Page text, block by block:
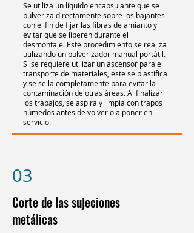
Se utiliza un líquido encapsulante que se
pulveriza directamente sobre los bajantes
con el fin de fijar las fibras de amianto y
evitar que se liberen durante el
desmontaje. Este procedimiento se realiza
utilizando un pulverizador manual portátil.
Si se requiere utilizar un ascensor para el
transporte de materiales, este se plastifica
y se sella completamente para evitar la
contaminación de otras áreas. Al finalizar
los trabajos, se aspira y limpia con trapos
húmedos antes de volverlo a poner en
servicio.
03
Corte de las sujeciones
metálicas